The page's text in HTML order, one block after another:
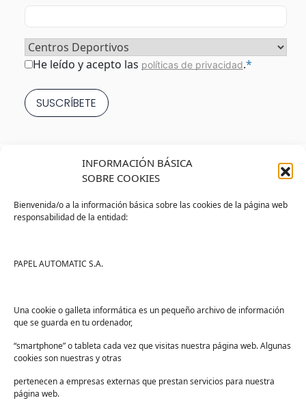
INFORMACIÓN BÁSICA
SOBRE COOKIES
Bienvenida/o a la información básica sobre las cookies de la página web
responsabilidad de la entidad:
PAPEL AUTOMATIC S.A.
Una cookie o galleta informática es un pequeño archivo de información
que se guarda en tu ordenador,
“smartphone” o tableta cada vez que visitas nuestra página web. Algunas
cookies son nuestras y otras
pertenecen a empresas externas que prestan servicios para nuestra
página web.
Sector*
Consentimiento*
He leído y acepto las políticas de privacidad.*
Sanidad
Tienda PAPELMATIC
Lista de deseos
Términos y condiciones
Devoluciones